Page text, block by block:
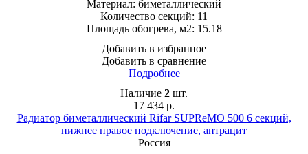
Материал: биметаллический
Количество секций: 11
Площадь обогрева, м2: 15.18
Добавить в избранное
Добавить в сравнение
Подробнее
Наличие 2 шт.
17 434 р.
Радиатор биметаллический Rifar SUPReMO 500 6 секций,
нижнее правое подключение, антрацит
Россия